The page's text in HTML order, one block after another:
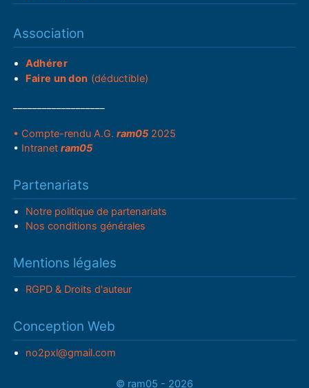
Association
Adhérer
Faire un don (déductible)
• Compte-rendu A.G.ram05 2025
• Intranetram05
Partenariats
Notre politique de partenariats
Nos conditions générales
Mentions légales
RGPD & Droits d'auteur
Conception Web
no2pxl@gmail.com
© ram05 - 2026